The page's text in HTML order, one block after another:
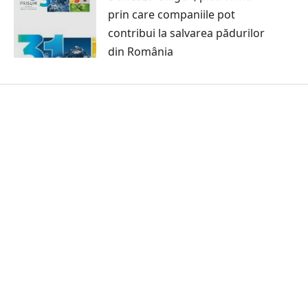
prin care companiile pot
contribui la salvarea pădurilor
din România